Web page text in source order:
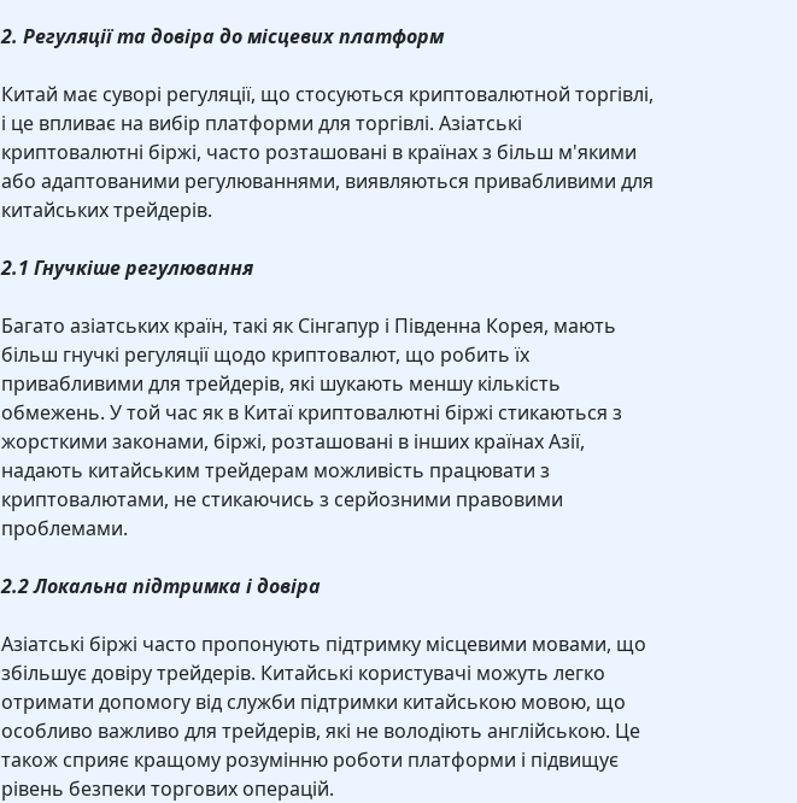
2. Регуляції та довіра до місцевих платформ
Китай має суворі регуляції, що стосуються криптовалютной торгівлі,
і це впливає на вибір платформи для торгівлі. Азіатські
криптовалютні біржі, часто розташовані в країнах з більш м'якими
або адаптованими регулюваннями, виявляються привабливими для
китайських трейдерів.
2.1 Гнучкіше регулювання
Багато азіатських країн, такі як Сінгапур і Південна Корея, мають
більш гнучкі регуляції щодо криптовалют, що робить їх
привабливими для трейдерів, які шукають меншу кількість
обмежень. У той час як в Китаї криптовалютні біржі стикаються з
жорсткими законами, біржі, розташовані в інших країнах Азії,
надають китайським трейдерам можливість працювати з
криптовалютами, не стикаючись з серйозними правовими
проблемами.
2.2 Локальна підтримка і довіра
Азіатські біржі часто пропонують підтримку місцевими мовами, що
збільшує довіру трейдерів. Китайські користувачі можуть легко
отримати допомогу від служби підтримки китайською мовою, що
особливо важливо для трейдерів, які не володіють англійською. Це
також сприяє кращому розумінню роботи платформи і підвищує
рівень безпеки торгових операцій.